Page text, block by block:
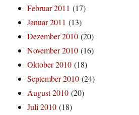
Februar 2011 (17)
Januar 2011 (13)
Dezember 2010 (20)
November 2010 (16)
Oktober 2010 (18)
September 2010 (24)
August 2010 (20)
Juli 2010 (18)